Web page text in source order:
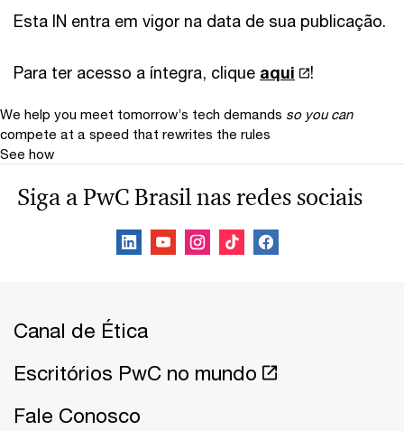
Esta IN entra em vigor na data de sua publicação.
Para ter acesso a íntegra, clique aqui !
We help you meet tomorrow’s tech demands so you can
compete at a speed that rewrites the rules
See how
Siga a PwC Brasil nas redes sociais
Canal de Ética
Escritórios PwC no mundo
Fale Conosco